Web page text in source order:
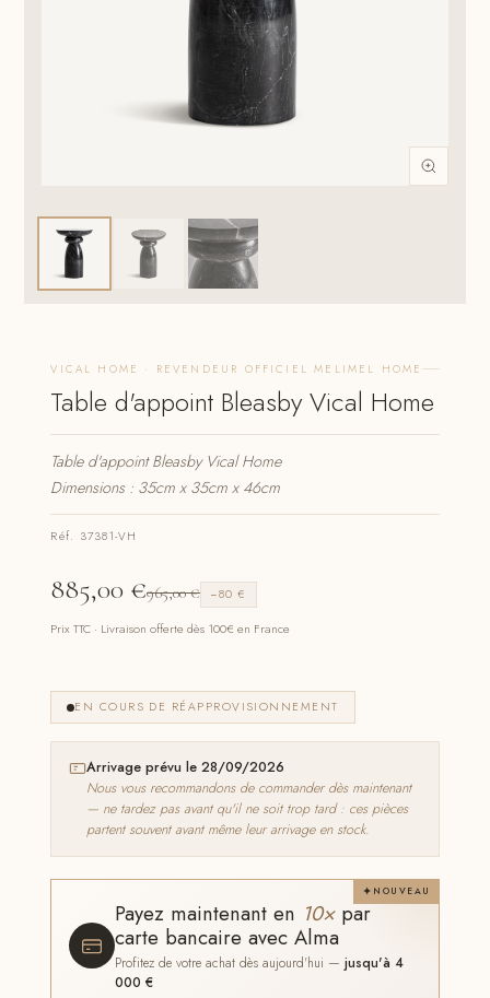
VICAL HOME · REVENDEUR OFFICIEL MELIMEL HOME
Table d'appoint Bleasby Vical Home
Table d'appoint Bleasby Vical Home
Dimensions : 35cm x 35cm x 46cm
Réf. 37381-VH
885,00 €965,00€ −80 €
Prix TTC · Livraison offerte dès 100€ en France
EN COURS DE RÉAPPROVISIONNEMENT
Arrivage prévu le 28/09/2026
Nous vous recommandons de commander dès maintenant
— ne tardez pas avant qu'il ne soit trop tard : ces pièces
partent souvent avant même leur arrivage en stock.
NOUVEAU
Payez maintenant en 10×par
carte bancaire avec Alma
Profitez de votre achat dès aujourd'hui —jusqu'à 4
000 €